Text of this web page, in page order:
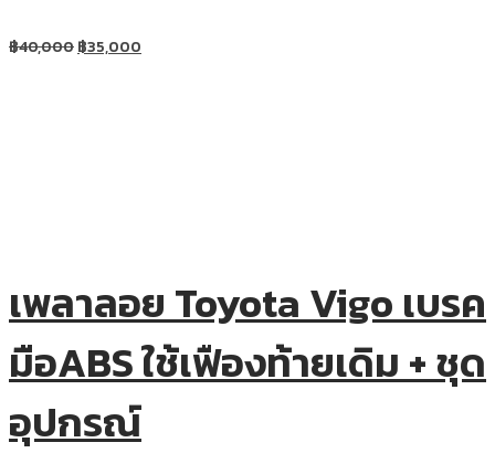
฿40,000฿35,000
เพลาลอย Toyota Vigo เบรค
มือABS ใช้เฟืองท้ายเดิม + ชุด
อุปกรณ์